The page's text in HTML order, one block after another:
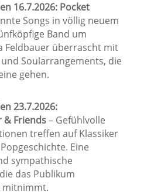
16.7.2026: Pocket
Songs in völlig neuem
Band um
Feldbauer überrascht mit
Soularrangements, die
gehen.
23.7.2026:
& Friends– Gefühlvolle
treffen auf Klassiker
Eine
sympathische
das Publikum